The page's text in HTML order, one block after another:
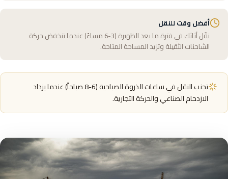
أفضل وقت للنقل
نقّل أثاثك في فترة ما بعد الظهيرة (3-6 مساءً) عندما تنخفض حركة
الشاحنات الثقيلة وتزيد المساحة المتاحة.
تجنب النقل في ساعات الذروة الصباحية (6-8 صباحاً) عندما يزداد
الازدحام الصناعي والحركة التجارية.